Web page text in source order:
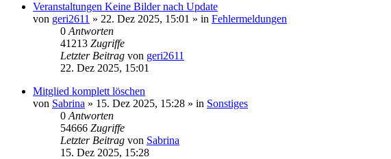
Veranstaltungen Keine Bilder nach Update
von geri2611 » 22. Dez 2025, 15:01 » in Fehlermeldungen
0 Antworten
41213 Zugriffe
Letzter Beitrag von geri2611
22. Dez 2025, 15:01
Mitglied komplett löschen
von Sabrina » 15. Dez 2025, 15:28 » in Sonstiges
0 Antworten
54666 Zugriffe
Letzter Beitrag von Sabrina
15. Dez 2025, 15:28